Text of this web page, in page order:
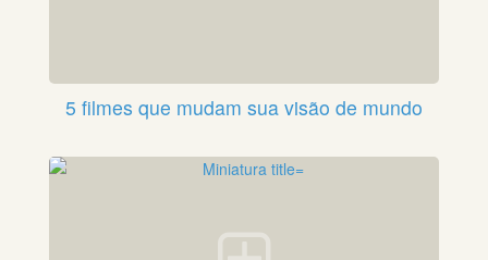
5 filmes que mudam sua visão de mundo